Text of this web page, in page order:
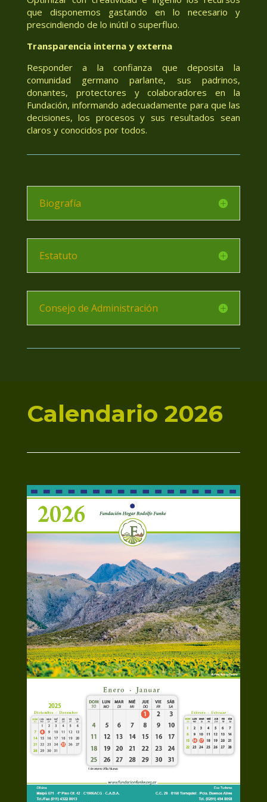
que disponemos gastando en lo necesario y
prescindiendo de lo inútil o superfluo.
Transparencia interna y externa
Responder a la confianza que deposita la
comunidad germano parlante, sus padrinos,
donantes, protectores y colaboradores en la
Fundación, informando adecuadamente para que las
decisiones, los procesos y sus resultados sean
claros y conocidos por todos.
Biografía
Estatuto
Consejo de Administración
Calendario 2026